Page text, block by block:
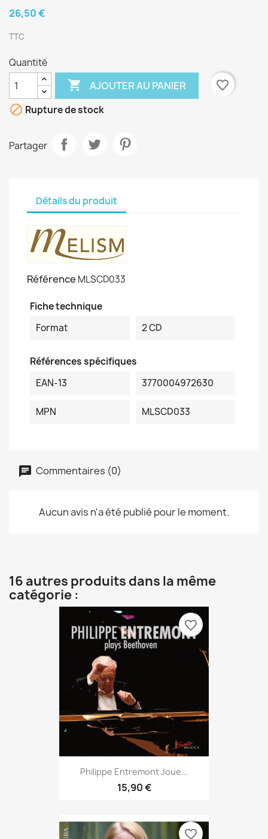
26,50 €
TTC
Quantité
 AJOUTER AU PANIER
favorite_border
 Rupture de stock
Partager
Détails du produit
Référence MLSCD033
Fiche technique
Format
2 CD
Références spécifiques
EAN-13
3770004972630
MPN MLSCD033
Commentaires (0)
Aucun avis n'a été publié pour le moment.
16 autres produits dans la même
catégorie :
Philippe Entremont Joue...
15,90 €
favorite_border
favorite_border